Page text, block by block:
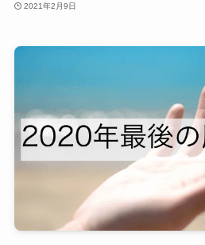
2021年2月9日